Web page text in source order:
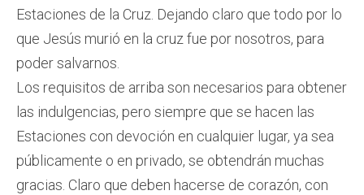
Estaciones de la Cruz. Dejando claro que todo por lo
que Jesús murió en la cruz fue por nosotros, para
poder salvarnos.
Los requisitos de arriba son necesarios para obtener
las indulgencias, pero siempre que se hacen las
Estaciones con devoción en cualquier lugar, ya sea
públicamente o en privado, se obtendrán muchas
gracias. Claro que deben hacerse de corazón, con